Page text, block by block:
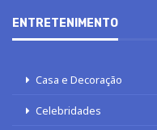
ENTRETENIMENTO
Casa e Decoração
Celebridades